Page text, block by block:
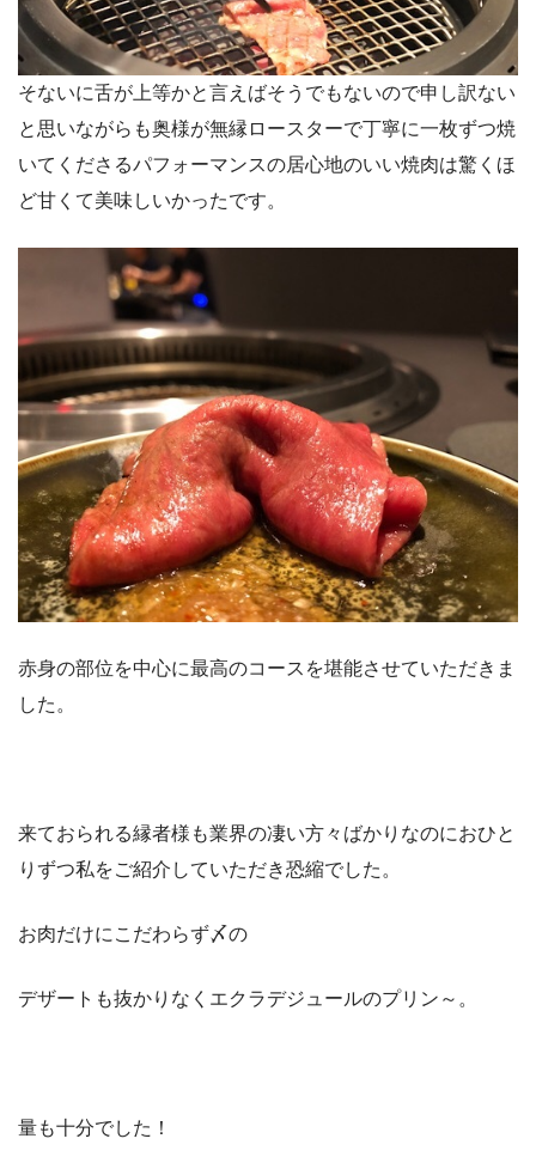
そないに舌が上等かと言えばそうでもないので申し訳ない
と思いながらも奥様が無縁ロースターで丁寧に一枚ずつ焼
いてくださるパフォーマンスの居心地のいい焼肉は驚くほ
ど甘くて美味しいかったです。
赤身の部位を中心に最高のコースを堪能させていただきま
した。
来ておられる縁者様も業界の凄い方々ばかりなのにおひと
りずつ私をご紹介していただき恐縮でした。
お肉だけにこだわらず〆の
デザートも抜かりなくエクラデジュールのプリン～。
量も十分でした！